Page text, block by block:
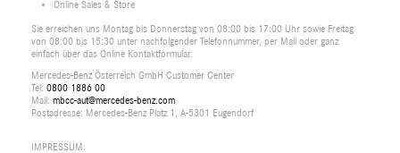
Online Sales & Store
Sie erreichen uns Montag bis Donnerstag von 08:00 bis 17:00 Uhr sowie Freitag
von 08:00 bis 15:30 unter nachfolgender Telefonnummer, per Mail oder ganz
einfach über das Online Kontaktformular.
Mercedes-Benz Österreich GmbH Customer Center
Tel: 0800 1886 00
Mail: mbcc-aut@mercedes-benz.com
Postadresse: Mercedes-Benz Platz 1, A-5301 Eugendorf
IMPRESSUM: